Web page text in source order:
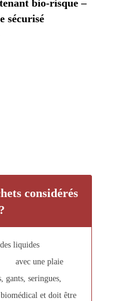
bio-risque –
sécurisé
considérés
liquides
avec une plaie
gants, seringues,
et doit être